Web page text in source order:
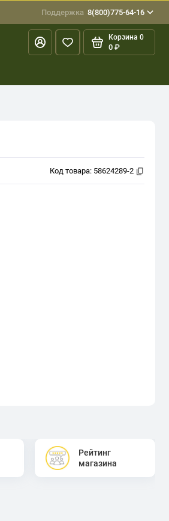
Поддержка 8(800)775-64-16
Корзина 0
0 ₽
Код товара: 58624289-2
Рейтинг
магазина